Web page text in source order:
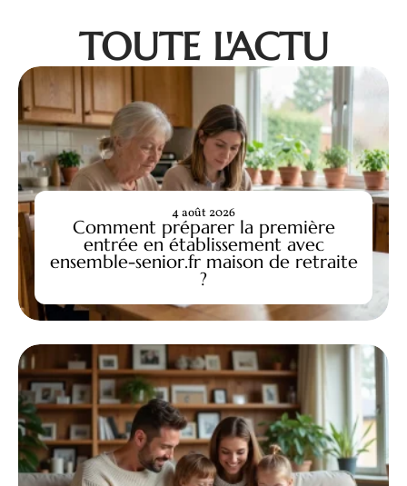
TOUTE L'ACTU
Comment préparer la première
entrée en établissement avec
ensemble-senior.fr maison de retraite
?
4 août 2026